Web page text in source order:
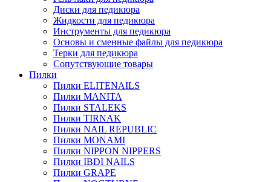
Диски для педикюра
Жидкости для педикюра
Инструменты для педикюра
Основы и сменные файлы для педикюра
Терки для педикюра
Сопутствующие товары
Пилки
Пилки ELITENAILS
Пилки MANITA
Пилки STALEKS
Пилки TIRNAK
Пилки NAIL REPUBLIC
Пилки MONAMI
Пилки NIPPON NIPPERS
Пилки IBDI NAILS
Пилки GRAPE